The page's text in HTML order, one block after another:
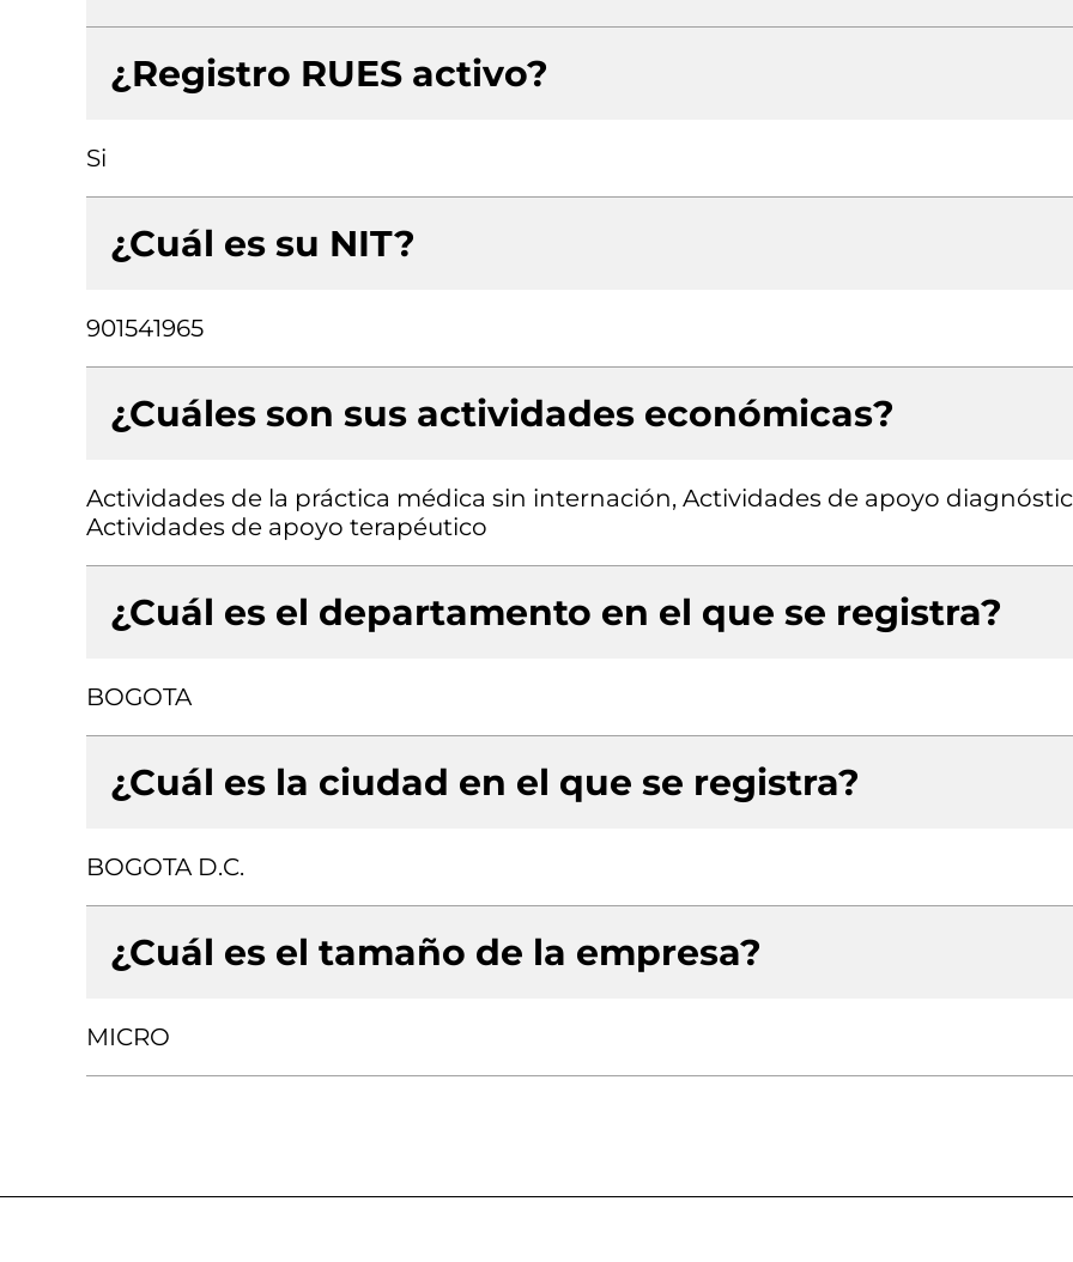
¿Registro RUES activo?
Si
¿Cuál es su NIT?
901541965
¿Cuáles son sus actividades económicas?
Actividades de la práctica médica sin internación, Actividades de apoyo
Actividades de apoyo terapéutico
¿Cuál es el departamento en el que se registra?
BOGOTA
¿Cuál es la ciudad en el que se registra?
BOGOTA D.C.
¿Cuál es el tamaño de la empresa?
MICRO